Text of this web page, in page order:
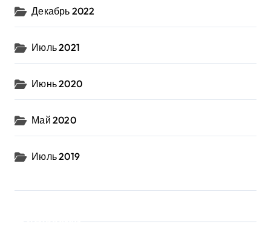
Декабрь 2022
Июль 2021
Июнь 2020
Май 2020
Июль 2019